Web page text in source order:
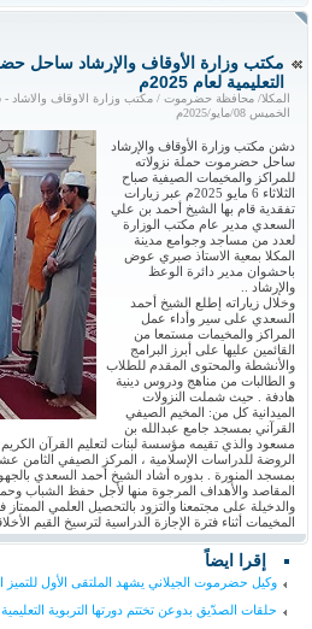
مكتب وزارة الأوقاف والإرشاد ساحل
التعليمية لعام 2025م
المكلا/ محافظة حضرموت / مكتب وزارة الاوقاف
الخميس 08/مايو/2025م
دشن مكتب وزارة الأوقاف والإرشاد
ساحل حضرموت حملة نزولاته
للمراكز والمخيمات الصيفية صباح
الثلاثاء 6 مايو 2025م عبر زيارات
تفقدية قام بها الشيخ أحمد بن علي
السعدي مدير عام مكتب الوزارة
لعدد من مساجد وجوامع مدينة
المكلا بمعية الاستاذ صبري عوض
باحشوان مدير دائرة الوعظ
والإرشاد ..
وخلال زياراته إطلع الشيخ أحمد
السعدي على سير وأداء عمل
المراكز والمخيمات مستمعا من
القائمين عليها على أبرز البرامج
والأنشطة والمحتوى المقدم للطلاب
و الطالبات من مناهج ودروس دينية
هادفة . حيث شملت النزولات
الميدانية كل من: المخيم الصيفي
القرآني بمسجد جامع عبدالله بن
مسعود والذي تقيمه مؤسسة لبنات لتعليم القرآن الكريم
الروضة للدراسات الإسلامية ، المركز الصيفي
بمسجد المنورة . بدوره أشاد الشيخ أحمد السعدي
المقاصد والأهداف المرجوة منها لأجل حفظ الشباب
والدخيلة على مجتمعنا والتزود بالتحصيل العلمي
المخيمات أثناء فترة الإجازة الدراسية لترسيخ القيم
إقرا ايضاً
وكيل حضرموت الجيلاني يشهد الملتقى الأول
حلقات الصدّيق بدوعن تختتم دورتها التربوية التعليمية